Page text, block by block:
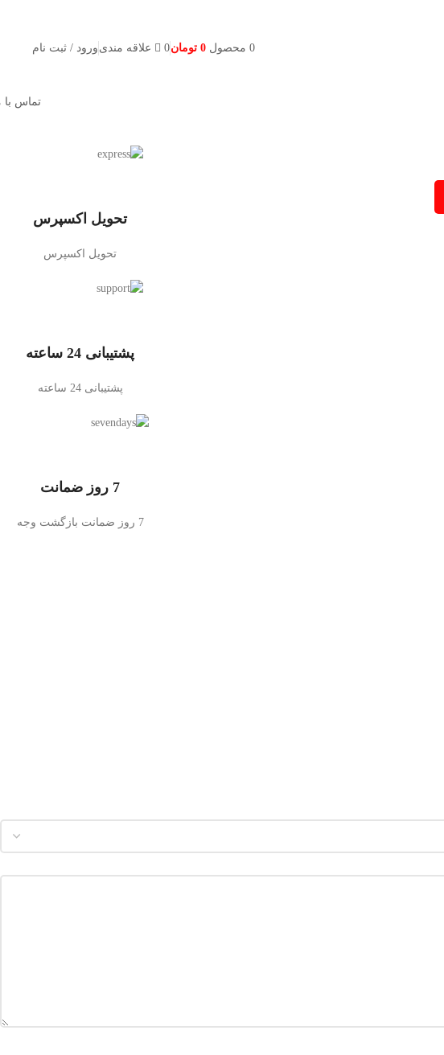
0 محصول 0 تومان0 علاقه مندی ورود / ثبت نام
تماس با
تحویل اکسپرس
تحویل اکسپرس
پشتیبانی 24 ساعته
پشتیبانی 24 ساعته
7 روز ضمانت
7 روز ضمانت بازگشت وجه